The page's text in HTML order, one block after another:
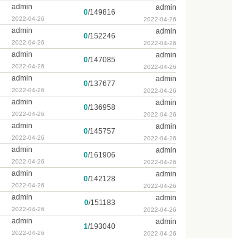
admin
2022-04-26
0/149816
admin
2022-04-26
admin
2022-04-26
0/152246
admin
2022-04-26
admin
2022-04-26
0/147085
admin
2022-04-26
admin
2022-04-26
0/137677
admin
2022-04-26
admin
2022-04-26
0/136958
admin
2022-04-26
admin
2022-04-26
0/145757
admin
2022-04-26
admin
2022-04-26
0/161906
admin
2022-04-26
admin
2022-04-26
0/142128
admin
2022-04-26
admin
2022-04-26
0/151183
admin
2022-04-26
admin
2022-04-26
1/193040
admin
2022-04-26